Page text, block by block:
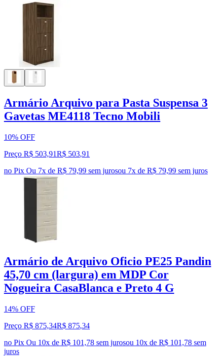
Armário Arquivo para Pasta Suspensa 3
Gavetas ME4118 Tecno Mobili
10% OFF
Preço R$ 503,91R$ 503,91
no Pix Ou 7x de R$ 79,99 sem jurosou 7x de R$ 79,99 sem juros
Armário de Arquivo Oficio PE25 Pandin
45,70 cm (largura) em MDP Cor
Nogueira CasaBlanca e Preto 4 G
14% OFF
Preço R$ 875,34R$ 875,34
no Pix Ou 10x de R$ 101,78 sem jurosou 10x de R$ 101,78 sem
juros